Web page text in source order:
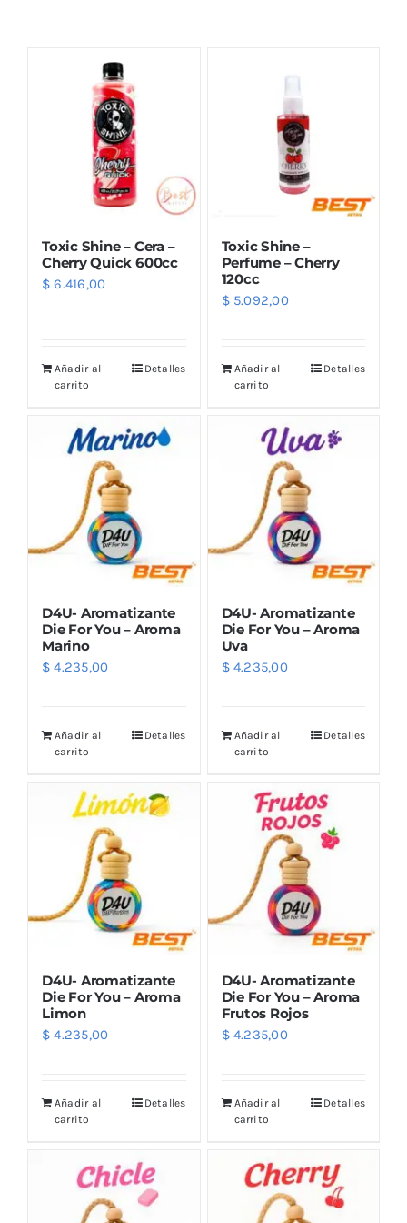
Combos
Mayorista
Outlet
Noticias
Toxic Shine – Cera –
Cherry Quick 600cc
$ 6.416,00
Añadir al
carrito
Detalles
Toxic Shine –
Perfume – Cherry
120cc
$5.092,00
Añadir al
carrito
Detalles
D4U- Aromatizante
Die For You – Aroma
Marino
$ 4.235,00
Añadir al
carrito
Detalles
D4U- Aromatizante
Die For You – Aroma
Uva
$4.235,00
Añadir al
carrito
Detalles
D4U- Aromatizante
Die For You – Aroma
Limon
$ 4.235,00
Añadir al
carrito
Detalles
D4U- Aromatizante
Die For You – Aroma
Frutos Rojos
$4.235,00
Añadir al
carrito
Detalles